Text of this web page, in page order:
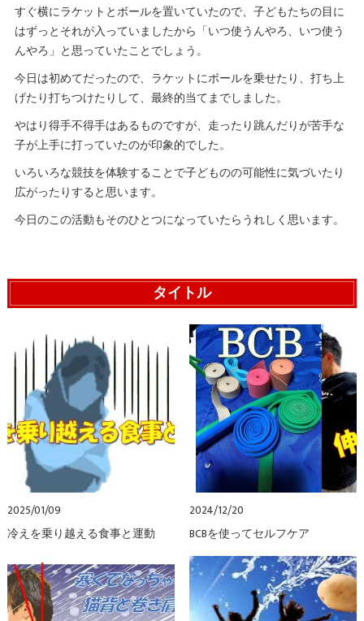
すぐ横にラケットとボールを置いていたので、子どもたちの目に
はずっとそれが入っていましたから「いつ使うんやろ、いつ使う
んやろ」と思っていたことでしょう。
今日は初めてだったので、ラケットにボールを乗せたり、打ち上
げたり打ちつけたりして、最終的当てまでしました。
やはり得手不得手はあるものですが、走ったり跳んだりが苦手な
子が上手に打っていたのが印象的でした。
いろいろな競技を体験することで子どものの可能性に気づいたり
広がったりすると思います。
今日のこの活動もそのひとつになっていたらうれしく思います。
タイトル
2025/01/09
冷えを乗り越える食事と運動
2024/12/20
BCBを使ってセルフケア